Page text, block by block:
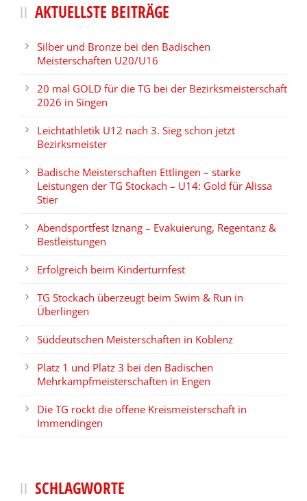
AKTUELLSTE BEITRÄGE
Silber und Bronze bei den Badischen
Meisterschaften U20/U16
20 mal GOLD für die TG bei der Bezirksmeisterschaft
2026 in Singen
Leichtathletik U12 nach 3. Sieg schon jetzt
Bezirksmeister
Badische Meisterschaften Ettlingen – starke
Leistungen der TG Stockach – U14: Gold für Alissa
Stier
Abendsportfest Iznang – Evakuierung, Regentanz &
Bestleistungen
Erfolgreich beim Kinderturnfest
TG Stockach überzeugt beim Swim & Run in
Überlingen
Süddeutschen Meisterschaften in Koblenz
Platz 1 und Platz 3 bei den Badischen
Mehrkampfmeisterschaften in Engen
Die TG rockt die offene Kreismeisterschaft in
Immendingen
SCHLAGWORTE